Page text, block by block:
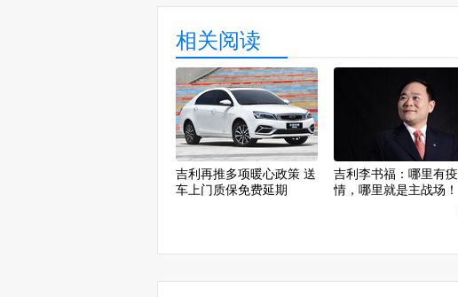
相关阅读
吉利再推多项暖心政策 送
车上门质保免费延期
吉利李书福：哪里有疫
情，哪里就是主战场！